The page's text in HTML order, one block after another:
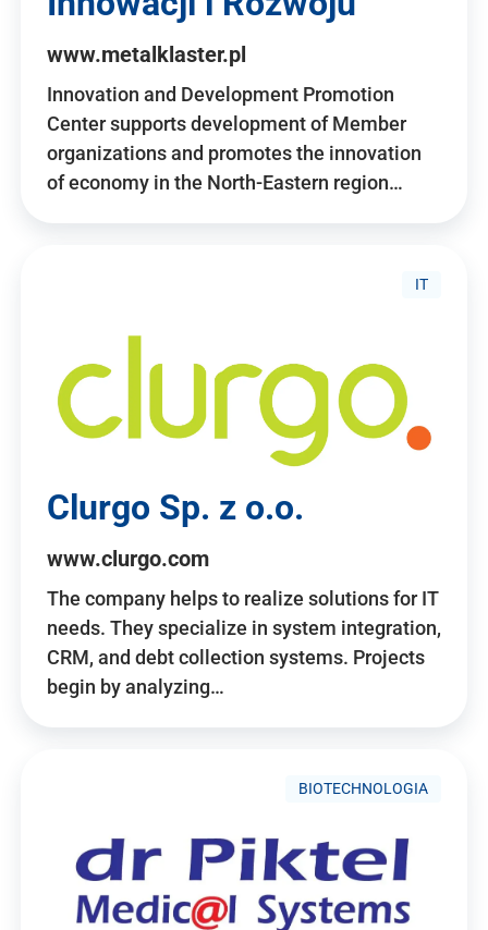
www.metalklaster.pl
Innovation and Development Promotion
Center supports development of Member
organizations and promotes the innovation
of economy in the North-Eastern region…
IT
Clurgo Sp. z o.o.
www.clurgo.com
The company helps to realize solutions for IT
needs. They specialize in system integration,
CRM, and debt collection systems. Projects
begin by analyzing…
BIOTECHNOLOGIA